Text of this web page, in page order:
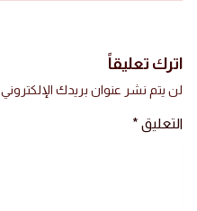
اترك تعليقاً
لن يتم نشر عنوان بريدك الإلكتروني.
التعليق *